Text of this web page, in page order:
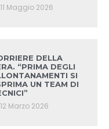
11 Maggio 2026
DELLA
“PRIMA DEGLI
SI
UN TEAM DI
12 Marzo 2026